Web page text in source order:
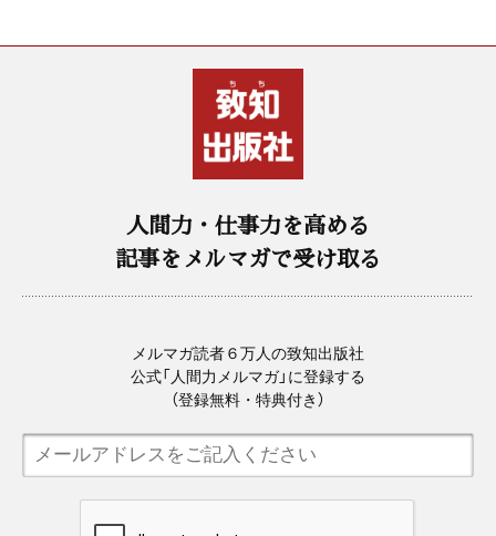
人間力・仕事力を高める
記事をメルマガで受け取る
メルマガ読者６万人の致知出版社
公式「人間力メルマガ」に登録する
（登録無料・特典付き）